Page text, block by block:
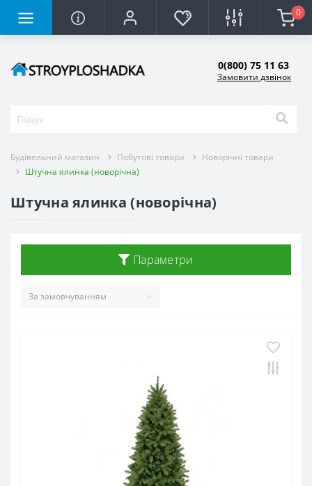
0
0(800) 75 11 63
Замовити дзвінок
Будівельний магазин Побутові товари
Новорічні товари
Штучна ялинка (новорічна)
Штучна ялинка (новорічна)
Параметри